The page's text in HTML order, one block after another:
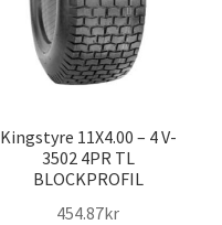
Kingstyre 11X4.00 – 4 V-
3502 4PR TL
BLOCKPROFIL
454.87kr